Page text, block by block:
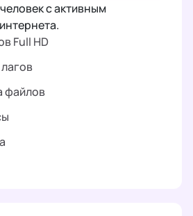
с активным
Full HD
файлов